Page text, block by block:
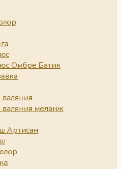
Омбре Батик
валяния меланж
Артисан